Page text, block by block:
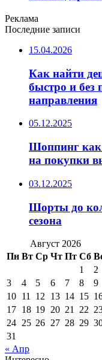
Реклама
Последние записи
15.04.2026
Как найти
быстро и без
направления
05.12.2025
Шоппинг как
на покупки
03.12.2025
Шорты до
сезона
Август 2026
Пн Вт Ср Чт Пт Сб
1
2
3
4 5 6 7 8
9
10 11 12 13 14 15
17 18 19 20 21 22
24 25 26 27 28 29
31
« Апр